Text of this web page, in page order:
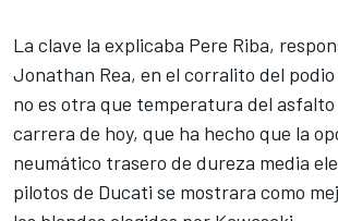
La clave la explicaba Pere Riba,
Jonathan Rea, en el corralito del
no es otra que temperatura del
carrera de hoy, que ha hecho que la
neumático trasero de dureza media
pilotos de Ducati se mostrara como